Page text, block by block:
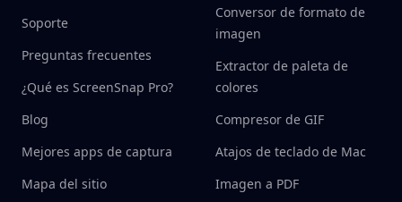
Soporte
Preguntas frecuentes
¿Qué es ScreenSnap Pro?
Blog
Mejores apps de captura
Mapa del sitio
Conversor de formato de
imagen
Extractor de paleta de
colores
Compresor de GIF
Atajos de teclado de Mac
Imagen a PDF